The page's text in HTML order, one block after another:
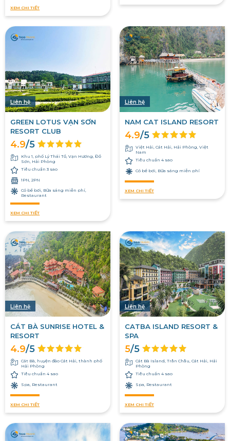
XEM CHI TIẾT
Liên hệ
GREEN LOTUS VẠN SƠN
RESORT CLUB
4.9/5
Khu 1, phố Lý Thái Tổ, Vạn Hương, Đồ
Sơn, Hải Phòng
Tiêu chuẩn 3 sao
1PN, 2PN
Có bể bơi, Bữa sáng miễn phí,
Restaurant
XEM CHI TIẾT
Liên hệ
NAM CAT ISLAND RESORT
4.9/5
Việt Hải, Cát Hải, Hải Phòng, Việt
Nam
Tiêu chuẩn 4 sao
Có bể bơi, Bữa sáng miễn phí
XEM CHI TIẾT
Liên hệ
CÁT BÀ SUNRISE HOTEL &
RESORT
4.9/5
Cát Bà, huyện đảo Cát Hải, thành phố
Hải Phòng
Tiêu chuẩn 4 sao
Spa, Restaurant
XEM CHI TIẾT
Liên hệ
CATBA ISLAND RESORT &
SPA
5/5
Cát Bà Island, Trân Châu, Cát Hải, Hải
Phòng
Tiêu chuẩn 4 sao
Spa, Restaurant
XEM CHI TIẾT